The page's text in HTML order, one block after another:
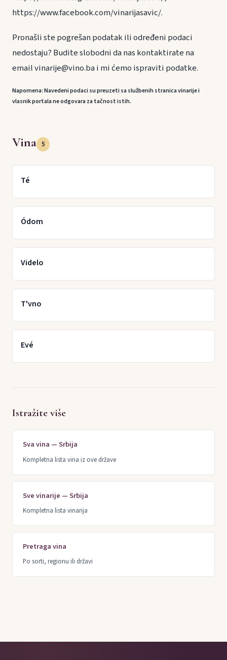
https://www.facebook.com/vinarijasavic/.
Pronašli ste pogrešan podatak ili određeni podaci
nedostaju? Budite slobodni da nas kontaktirate na
email vinarije@vino.ba i mi ćemo ispraviti podatke.
Napomena: Navedeni podaci su preuzeti sa službenih stranica vinarije i
vlasnik portala ne odgovara za tačnost istih.
Vina 5
Té
Ódom
Videlo
T'vno
Evé
Istražite više
Sva vina — Srbija
Kompletna lista vina iz ove države
Sve vinarije — Srbija
Kompletna lista vinarija
Pretraga vina
Po sorti, regionu ili državi